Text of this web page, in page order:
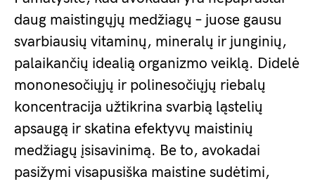
daug maistingųjų medžiagų – juose gausu
svarbiausių vitaminų, mineralų ir junginių,
palaikančių idealią organizmo veiklą. Didelė
mononesočiųjų ir polinesočiųjų riebalų
koncentracija užtikrina svarbią ląstelių
apsaugą ir skatina efektyvų maistinių
medžiagų įsisavinimą. Be to, avokadai
pasižymi visapusiška maistine sudėtimi,